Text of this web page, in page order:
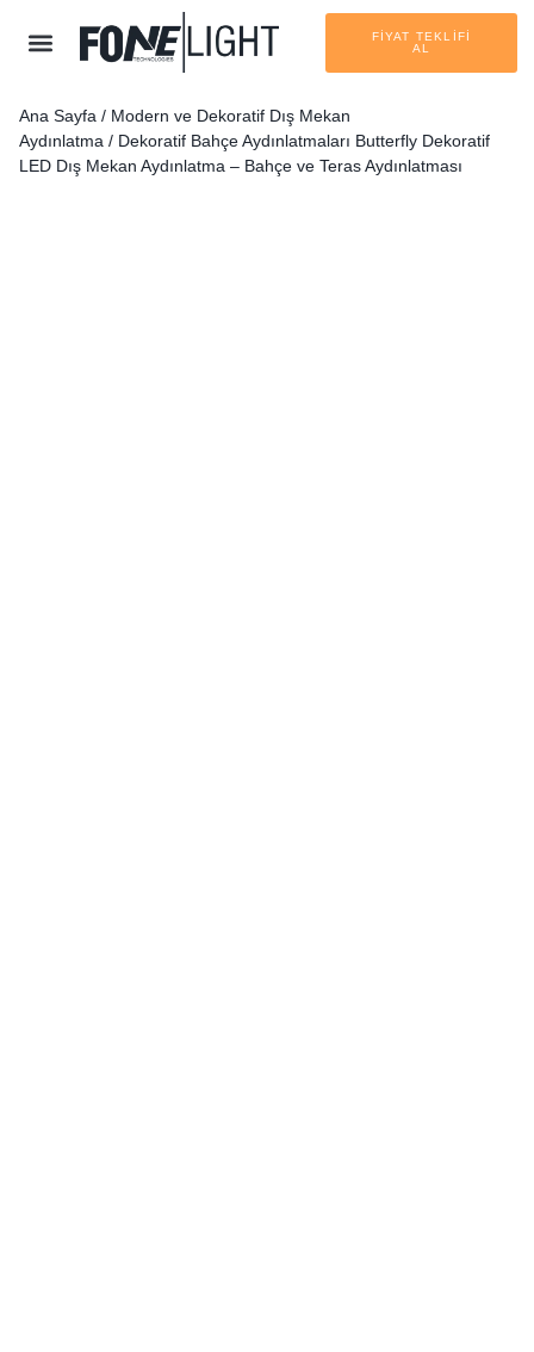
FİYAT TEKLİFİ
AL
Ana Sayfa / Modern ve Dekoratif Dış Mekan
Aydınlatma / Dekoratif Bahçe Aydınlatmaları Butterfly Dekoratif
LED Dış Mekan Aydınlatma – Bahçe ve Teras Aydınlatması